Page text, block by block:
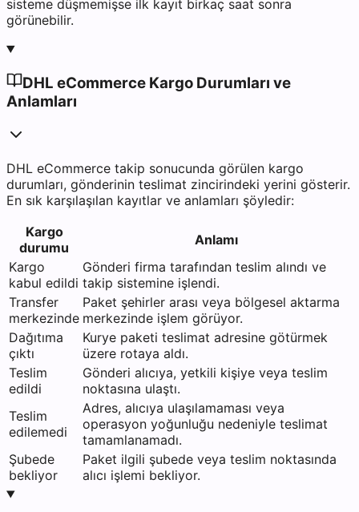
sisteme düşmemişse ilk kayıt birkaç saat sonra
görünebilir.
DHL eCommerce Kargo Durumları ve
Anlamları
DHL eCommerce takip sonucunda görülen kargo
durumları, gönderinin teslimat zincirindeki yerini gösterir.
En sık karşılaşılan kayıtlar ve anlamları şöyledir:
Kargo
durumu
Anlamı
Kargo
kabul edildi
Gönderi firma tarafından teslim alındı ve
takip sistemine işlendi.
Transfer
merkezinde
Paket şehirler arası veya bölgesel aktarma
merkezinde işlem görüyor.
Dağıtıma
çıktı
Kurye paketi teslimat adresine götürmek
üzere rotaya aldı.
Teslim
edildi
Gönderi alıcıya, yetkili kişiye veya teslim
noktasına ulaştı.
Teslim
edilemedi
Adres, alıcıya ulaşılamaması veya
operasyon yoğunluğu nedeniyle teslimat
tamamlanamadı.
Şubede
bekliyor
Paket ilgili şubede veya teslim noktasında
alıcı işlemi bekliyor.